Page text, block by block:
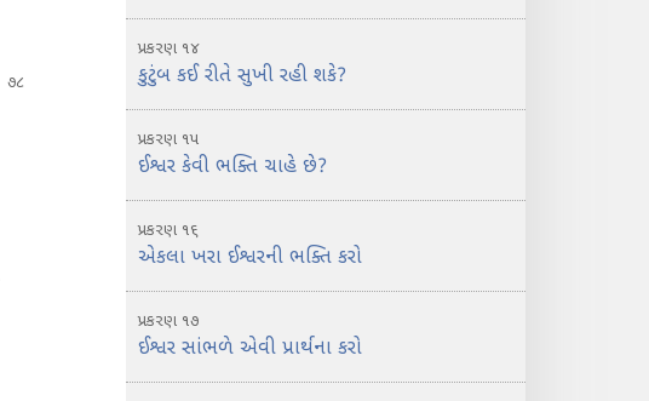
પ્રકરણ ૧૪
કુટુંબ કઈ રીતે સુખી રહી શકે?
પ્રકરણ ૧૫
ઈશ્વર કેવી ભક્તિ ચાહે છે?
પ્રકરણ ૧૬
એકલા ખરા ઈશ્વરની ભક્તિ કરો
પ્રકરણ ૧૭
ઈશ્વર સાંભળે એવી પ્રાર્થના કરો